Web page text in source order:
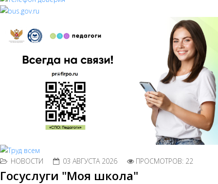
НОВОСТИ 03 АВГУСТА 2026 ПРОСМОТРОВ: 22
Госуслуги "Моя школа"